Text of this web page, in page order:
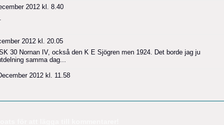
2012 kl. 8.40
2012 kl. 20.05
30 Nornan IV, också den K E Sjögren men 1924. Det borde jag ju
samma dag...
2012 kl. 11.58